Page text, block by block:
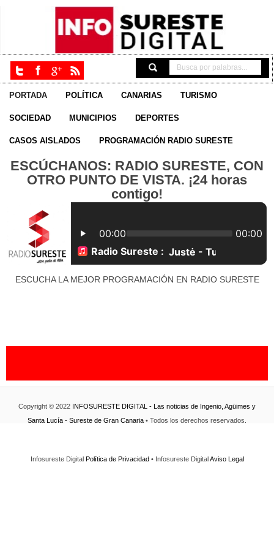
PORTADA POLÍTICA CANARIAS TURISMO
SOCIEDAD MUNICIPIOS DEPORTES
CASOS AISLADOS PROGRAMACIÓN RADIO SURESTE
ESCÚCHANOS: RADIO SURESTE, CON
OTRO PUNTO DE VISTA. ¡24 horas
contigo!
ESCUCHA LA MEJOR PROGRAMACIÓN EN RADIO SURESTE
Copyright © 2022 INFOSURESTE DIGITAL - Las noticias de Ingenio, Agüimes y
Santa Lucía - Sureste de Gran Canaria • Todos los derechos reservados.
Infosureste Digital Política de Privacidad • Infosureste Digital Aviso Legal